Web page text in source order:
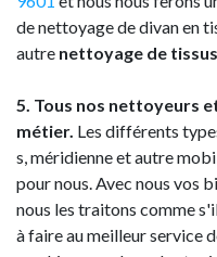
de nettoyage de divan en
autre nettoyage de
5. Tous nos nettoyeurs
métier. Les différents
s, méridienne ​et autre
pour nous. Avec nous vos
nous les traitons comme
à faire au meilleur service